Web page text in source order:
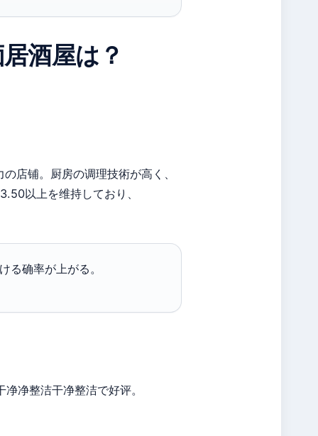
酒屋は？
店铺。厨房の调理技術が高く、
以上を维持しており、
る确率が上がる。
净整洁干净整洁で好评。